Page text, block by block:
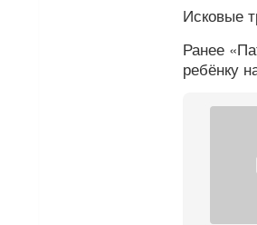
Исковые
Ранее
ребёнку